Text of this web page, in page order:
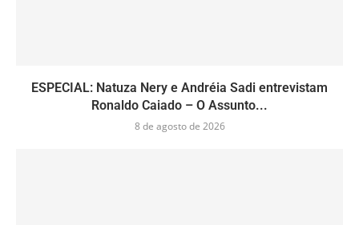
ESPECIAL: Natuza Nery e Andréia Sadi entrevistam
Ronaldo Caiado – O Assunto...
8 de agosto de 2026